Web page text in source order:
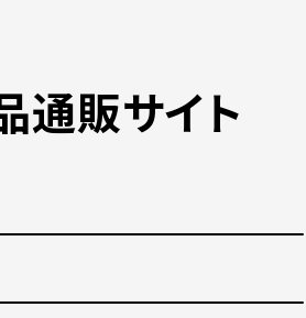
通販サイト